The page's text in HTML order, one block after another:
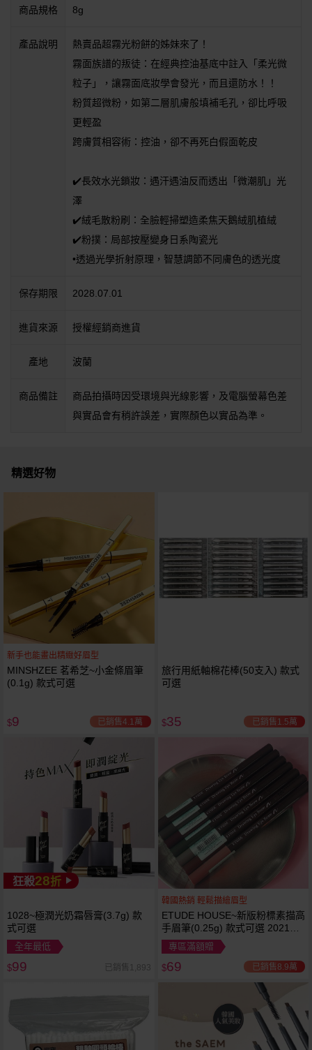
商品規格 8g
產品說明
熱賣品超霧光粉餅的姊妹來了！
霧面族譜的叛徒：在經典控油基底中註入「柔光微
粒子」，讓霧面底妝學會發光，而且還防水！！
粉質超微粉，如第二層肌膚般填補毛孔，卻比呼吸
更輕盈
跨膚質相容術：控油，卻不再死白假面乾皮
✔️長效水光鎖妝：遇汗遇油反而透出「微潮肌」光
澤
✔️絨毛散粉刷：全臉輕掃塑造柔焦天鵝絨肌植絨
✔️粉撲：局部按壓變身日系陶瓷光
•透過光學折射原理，智慧調節不同膚色的透光度
保存期限 2028.07.01
進貨來源 授權經銷商進貨
產地 波蘭
商品備註
商品拍攝時因受環境與光線影響，及電腦螢幕色差
與實品會有稍許誤差，實際顏色以實品為準。
精選好物
新手也能畫出精緻好眉型
MINSHZEE 茗希芝~小金條眉筆
(0.1g) 款式可選
$9 已銷售4.1萬
旅行用紙軸棉花棒(50支入) 款式
可選
$35 已銷售1.5萬
狂殺28折
1028~極潤光奶霜唇膏(3.7g) 款
式可選
全年最低
$99 已銷售1,893
韓國熱銷 輕鬆描繪眉型
ETUDE HOUSE~新版粉標素描高
手眉筆(0.25g) 款式可選 2021最
新版
專區滿額贈
$69 已銷售8.9萬